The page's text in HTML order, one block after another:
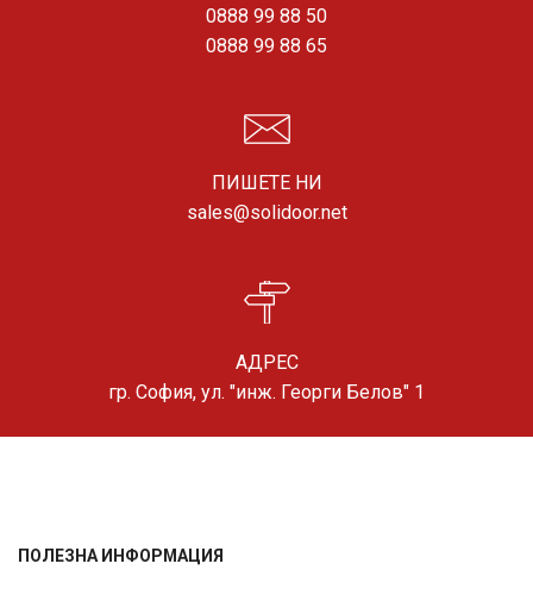
0888 99 88 50
0888 99 88 65
ПИШЕТЕ НИ
sales@solidoor.net
АДРЕС
гр. София, ул. "инж. Георги Белов" 1
ПОЛЕЗНА ИНФОРМАЦИЯ